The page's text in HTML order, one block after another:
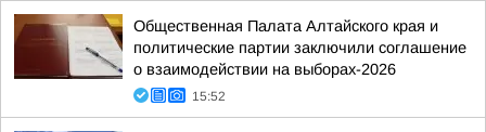
Общественная Палата Алтайского края и
политические партии заключили соглашение
о взаимодействии на выборах-2026
15:52